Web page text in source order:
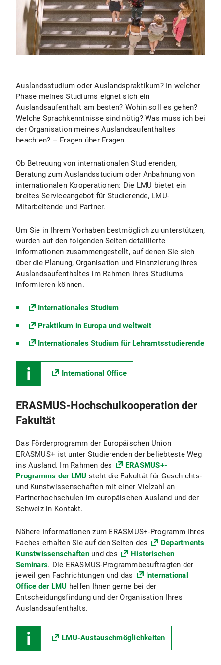
Auslandsstudium oder Auslandspraktikum? In welcher
Phase meines Studiums eignet sich ein
Auslandsaufenthalt am besten? Wohin soll es gehen?
Welche Sprachkenntnisse sind nötig? Was muss ich bei
der Organisation meines Auslandsaufenthaltes
beachten? – Fragen über Fragen.
Ob Betreuung von internationalen Studierenden,
Beratung zum Auslandsstudium oder Anbahnung von
internationalen Kooperationen: Die LMU bietet ein
breites Serviceangebot für Studierende, LMU-
Mitarbeitende und Partner.
Um Sie in Ihrem Vorhaben bestmöglich zu unterstützen,
wurden auf den folgenden Seiten detaillierte
Informationen zusammengestellt, auf denen Sie sich
über die Planung, Organisation und Finanzierung Ihres
Auslandsaufenthaltes im Rahmen Ihres Studiums
informieren können.
Internationales Studium
Praktikum in Europa und weltweit
Internationales Studium für Lehramtsstudierende
International Office
ERASMUS-Hochschulkooperation der
Fakultät
Das Förderprogramm der Europäischen Union
ERASMUS+ ist unter Studierenden der beliebteste Weg
ins Ausland. Im Rahmen des
ERASMUS+-
Programms der LMU steht die Fakultät für Geschichts-
und Kunstwissenschaften mit einer Vielzahl an
Partnerhochschulen im europäischen Ausland und der
Schweiz in Kontakt.
Nähere Informationen zum ERASMUS+-Programm Ihres
Faches erhalten Sie auf den Seiten des
Departments
Kunstwissenschaftenund des
Historischen
Seminars. Die ERASMUS-Programmbeauftragten der
jeweiligen Fachrichtungen und das
International
Office der LMU helfen Ihnen gerne bei der
Entscheidungsfindung und der Organisation Ihres
Auslandsaufenthalts.
LMU-Austauschmöglichkeiten